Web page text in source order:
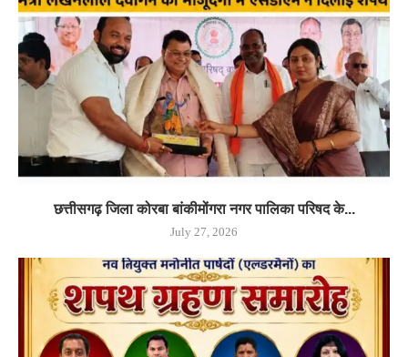
छत्तीसगढ़ जिला कोरबा बांकीमोंगरा नगर पालिका परिषद के...
July 27, 2026